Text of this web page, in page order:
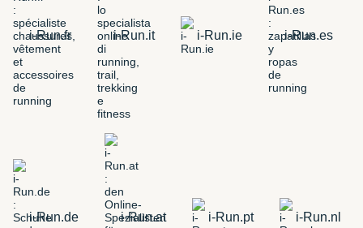
i-Run.fr i-Run.it i-Run.ie i-Run.es
i-Run.de i-Run.at i-Run.pt i-Run.nl